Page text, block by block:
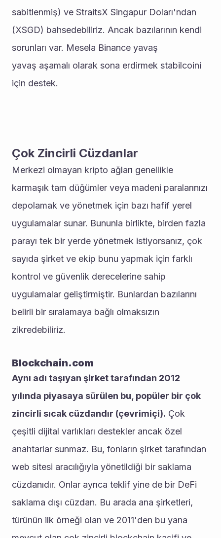
sabitlenmiş) ve StraitsX Singapur Doları'ndan
(XSGD) bahsedebiliriz. Ancak bazılarının kendi
sorunları var. Mesela Binance yavaş
yavaş aşamalı olarak sona erdirmek stabilcoini
için destek.
Çok Zincirli Cüzdanlar
Merkezi olmayan kripto ağları genellikle
karmaşık tam düğümler veya madeni paralarınızı
depolamak ve yönetmek için bazı hafif yerel
uygulamalar sunar. Bununla birlikte, birden fazla
parayı tek bir yerde yönetmek istiyorsanız, çok
sayıda şirket ve ekip bunu yapmak için farklı
kontrol ve güvenlik derecelerine sahip
uygulamalar geliştirmiştir. Bunlardan bazılarını
belirli bir sıralamaya bağlı olmaksızın
zikredebiliriz.
Blockchain.com
Aynı adı taşıyan şirket tarafından 2012
yılında piyasaya sürülen bu, popüler bir çok
zincirli sıcak cüzdandır (çevrimiçi). Çok
çeşitli dijital varlıkları destekler ancak özel
anahtarlar sunmaz. Bu, fonların şirket tarafından
web sitesi aracılığıyla yönetildiği bir saklama
cüzdanıdır. Onlar ayrıca teklif yine de bir DeFi
saklama dışı cüzdan. Bu arada ana şirketleri,
türünün ilk örneği olan ve 2011'den bu yana